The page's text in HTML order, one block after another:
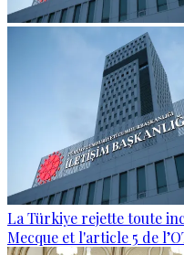
La Türkiye rejette toute
Mecque et l'article 5 de